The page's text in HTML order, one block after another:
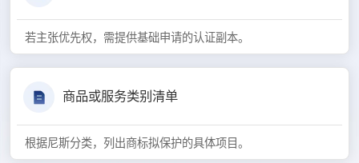
若主张优先权，需提供基础申请的认证副本。
商品或服务类别清单
根据尼斯分类，列出商标拟保护的具体项目。